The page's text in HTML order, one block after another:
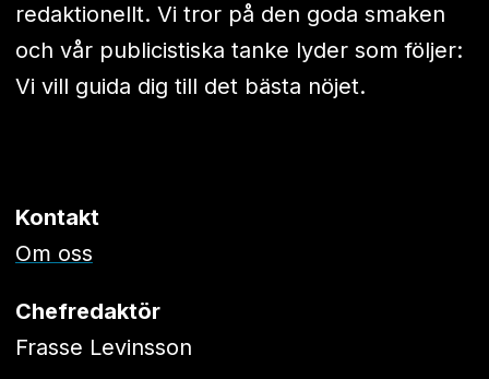
redaktionellt. Vi tror på den goda smaken
och vår publicistiska tanke lyder som följer:
Vi vill guida dig till det bästa nöjet.
Kontakt
Om oss
Chefredaktör
Frasse Levinsson